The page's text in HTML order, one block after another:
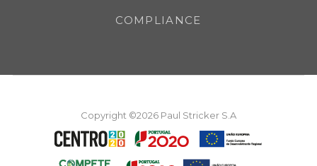
COMPLIANCE
Copyright ©2026 Paul Stricker S.A